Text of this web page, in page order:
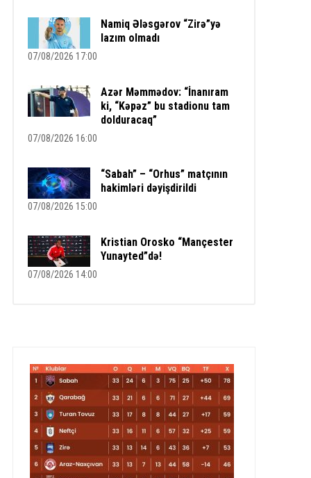
Namiq Ələsgərov “Zirə”yə
lazım olmadı
07/08/2026 17:00
Azər Məmmədov: “İnanıram
ki, “Kəpəz” bu stadionu tam
dolduracaq”
07/08/2026 16:00
“Sabah” – “Orhus” matçının
hakimləri dəyişdirildi
07/08/2026 15:00
Kristian Orosko “Mançester
Yunayted”də!
07/08/2026 14:00